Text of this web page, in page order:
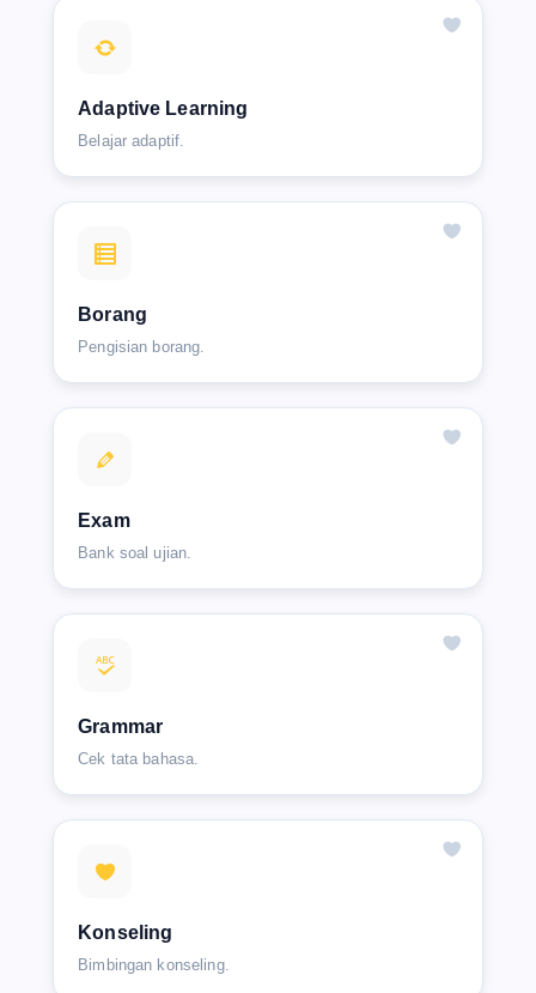
Adaptive Learning
Belajar adaptif.
Borang
Pengisian borang.
Exam
Bank soal ujian.
Grammar
Cek tata bahasa.
Konseling
Bimbingan konseling.